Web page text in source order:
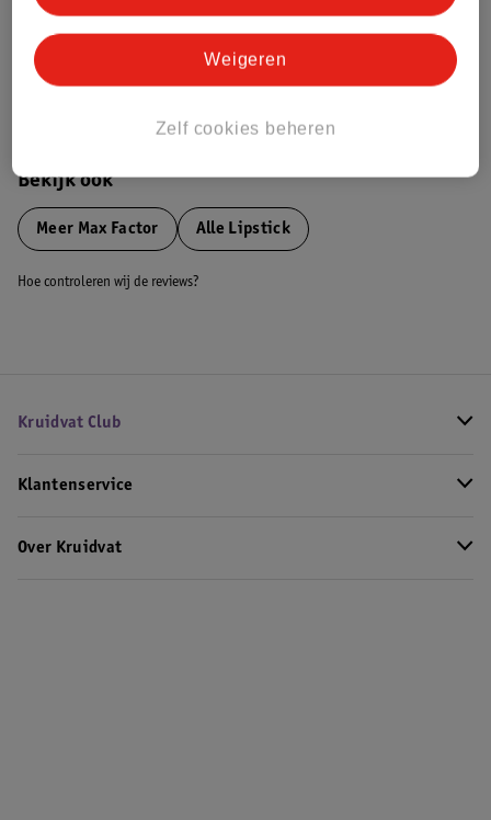
Bekijk ook
Meer Max Factor Alle Lipstick
Hoe controleren wij de reviews?
Kruidvat Club
Klantenservice
Over Kruidvat
Zelf cookies beheren
Weigeren